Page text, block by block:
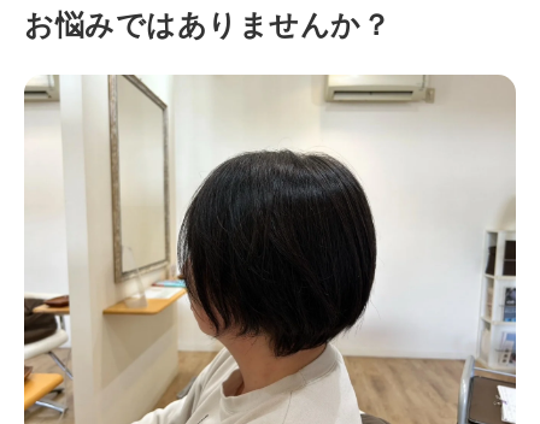
お悩みではありませんか？